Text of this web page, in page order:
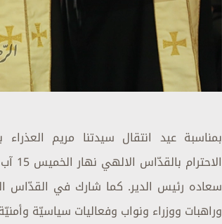
بمناسبة عيد انتقال سيدتنا مريم
سعاده رئيس الدير. كما شارك في القدّاس
وراهبات ووزراء ونواب وفعاليات سياسيّة